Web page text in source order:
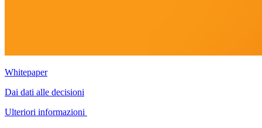
Whitepaper
Dai dati alle decisioni
Ulteriori informazioni